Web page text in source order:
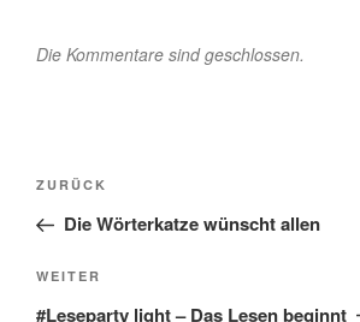
Die Kommentare sind geschlossen.
Beitragsnavigation
Vorheriger
Beitrag
ZURÜCK
Die Wörterkatze wünscht allen
Nächster
Beitrag
WEITER
#Leseparty light – Das Lesen beginnt